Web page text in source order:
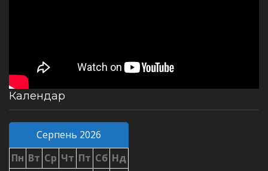
Календар
Серпень 2026
Пн Вт Ср Чт Пт Сб Нд